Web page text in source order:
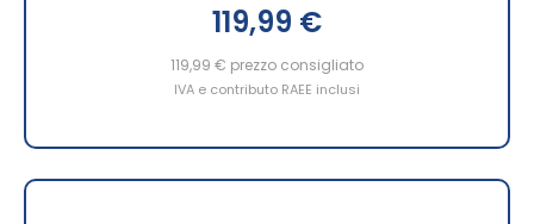
119,99 €
119,99 € prezzo consigliato
IVA e contributo RAEE inclusi